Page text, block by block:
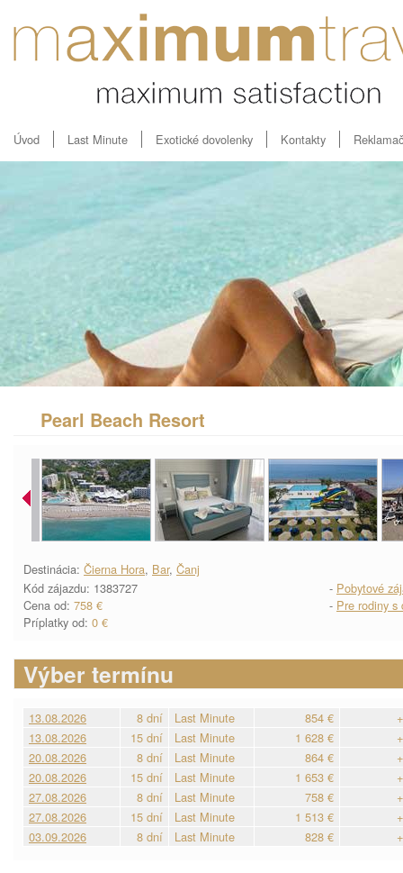
Úvod Last Minute Exotické dovolenky Kontakty
Pearl Beach Resort
Destinácia: Čierna Hora, Bar, Čanj
Kód zájazdu: 1383727
Cena od: 758 €
Príplatky od: 0 €
- Pobytové
- Pre rodiny s
Výber termínu
13.08.2026 8 dní Last Minute 854 €
13.08.2026
15 dní Last Minute 1 628 €
20.08.2026
8 dní Last Minute 864 €
20.08.2026
15 dní Last Minute 1 653 €
27.08.2026
8 dní Last Minute 758 €
27.08.2026
15 dní Last Minute 1 513 €
03.09.2026
8 dní Last Minute 828 €